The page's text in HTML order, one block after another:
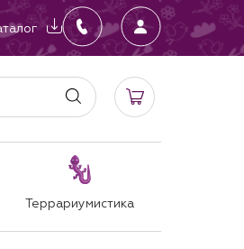
Террариумистика